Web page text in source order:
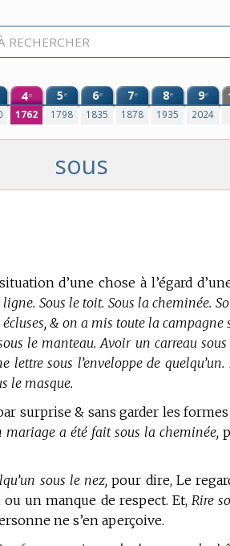
4e
1762
5e
1798
6e
1835
7e
1878
8e
1935
9e
2024
sous
d’une chose à l’égard
Sous le toit. Sous la cheminée.
& on a mis toute la campagne
le manteau. Avoir un carreau
lettre sous l’enveloppe de
le masque.
surprise & sans garder les
mariage a été fait sous la cheminée,
sous le nez, pour dire, Le
ou un manque de respect. Et,Rire
ne s’en aperçoive.